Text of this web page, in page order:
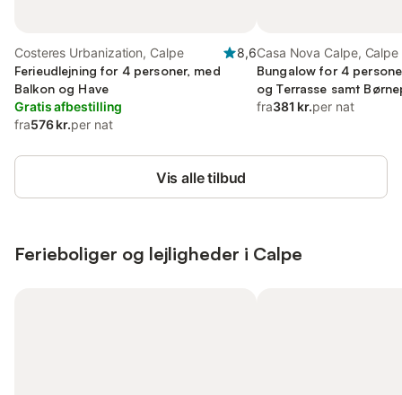
Costeres Urbanization, Calpe
8,6
Ferieudlejning for 4 personer, med
Balkon og Have
Gratis afbestilling
fra576 kr.per nat
Casa Nova Calpe, Calpe
Bungalow for 4
og Terrasse samt
fra381 kr.per nat
Vis alle tilbud
Ferieboliger og lejligheder i Calpe